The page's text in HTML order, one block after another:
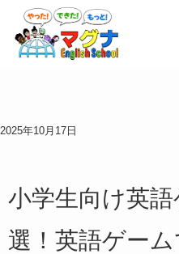
2025年10月17日
小学生向け英
選！英語ゲー